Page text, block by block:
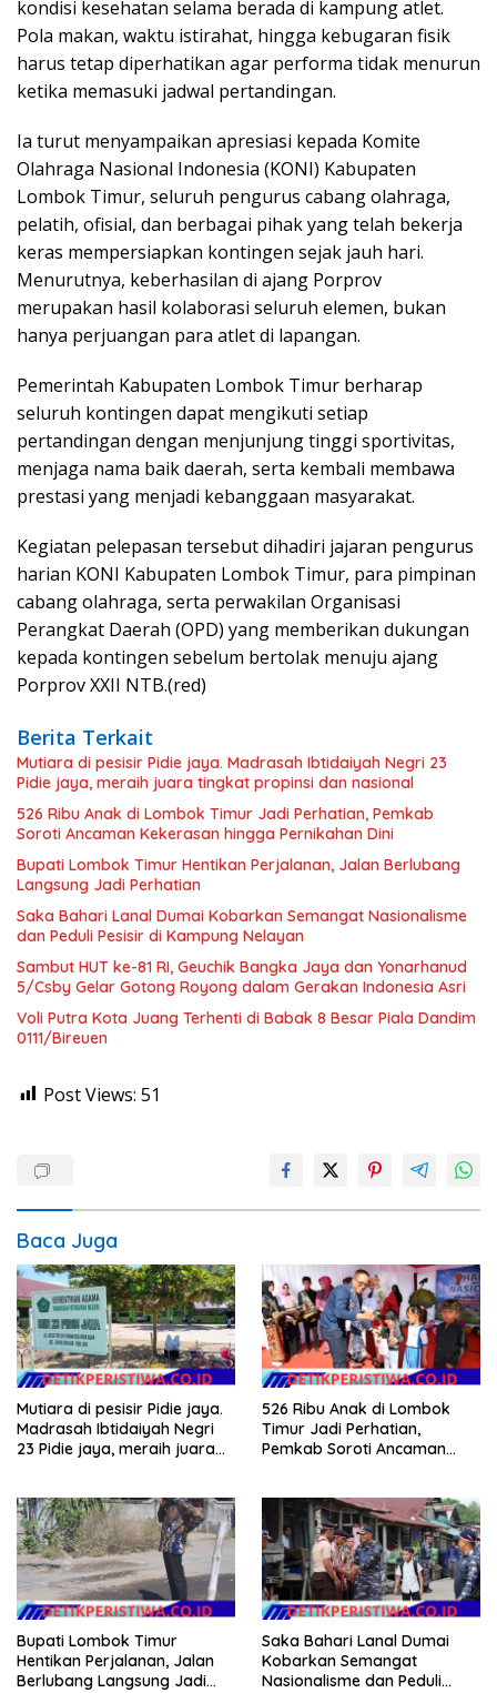
kondisi kesehatan selama berada di kampung atlet.
Pola makan, waktu istirahat, hingga kebugaran fisik
harus tetap diperhatikan agar performa tidak menurun
ketika memasuki jadwal pertandingan.
Ia turut menyampaikan apresiasi kepada Komite
Olahraga Nasional Indonesia (KONI) Kabupaten
Lombok Timur, seluruh pengurus cabang olahraga,
pelatih, ofisial, dan berbagai pihak yang telah bekerja
keras mempersiapkan kontingen sejak jauh hari.
Menurutnya, keberhasilan di ajang Porprov
merupakan hasil kolaborasi seluruh elemen, bukan
hanya perjuangan para atlet di lapangan.
Pemerintah Kabupaten Lombok Timur berharap
seluruh kontingen dapat mengikuti setiap
pertandingan dengan menjunjung tinggi sportivitas,
menjaga nama baik daerah, serta kembali membawa
prestasi yang menjadi kebanggaan masyarakat.
Kegiatan pelepasan tersebut dihadiri jajaran pengurus
harian KONI Kabupaten Lombok Timur, para pimpinan
cabang olahraga, serta perwakilan Organisasi
Perangkat Daerah (OPD) yang memberikan dukungan
kepada kontingen sebelum bertolak menuju ajang
Porprov XXII NTB.(red)
Berita Terkait
Mutiara di pesisir Pidie jaya. Madrasah Ibtidaiyah Negri 23
Pidie jaya, meraih juara tingkat propinsi dan nasional
526 Ribu Anak di Lombok Timur Jadi Perhatian, Pemkab
Soroti Ancaman Kekerasan hingga Pernikahan Dini
Bupati Lombok Timur Hentikan Perjalanan, Jalan Berlubang
Langsung Jadi Perhatian
Saka Bahari Lanal Dumai Kobarkan Semangat Nasionalisme
dan Peduli Pesisir di Kampung Nelayan
Sambut HUT ke-81 RI, Geuchik Bangka Jaya dan Yonarhanud
5/Csby Gelar Gotong Royong dalam Gerakan Indonesia Asri
Voli Putra Kota Juang Terhenti di Babak 8 Besar Piala Dandim
0111/Bireuen
Post Views: 51
Baca Juga
Mutiara di pesisir Pidie jaya.
Madrasah Ibtidaiyah Negri
23 Pidie jaya, meraih juara
526 Ribu Anak di Lombok
Timur Jadi Perhatian,
Pemkab Soroti Ancaman
Bupati Lombok Timur
Hentikan Perjalanan, Jalan
Berlubang Langsung Jadi
Saka Bahari Lanal Dumai
Kobarkan Semangat
Nasionalisme dan Peduli